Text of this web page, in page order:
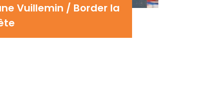
Vuillemin / Border la